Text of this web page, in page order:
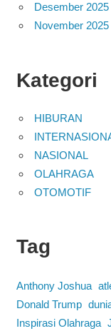
Desember 2025
November 2025
Kategori
HIBURAN
NASIONAL
OLAHRAGA
OTOMOTIF
Tag
Anthony Joshua
Donald Trump
Inspirasi Olahraga